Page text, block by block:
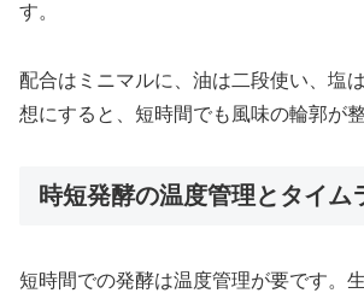
す。
配合はミニマルに、油は二段使い、塩
想にすると、短時間でも風味の輪郭が整
時短発酵の温度管理とタイム
短時間での発酵は温度管理が要です。